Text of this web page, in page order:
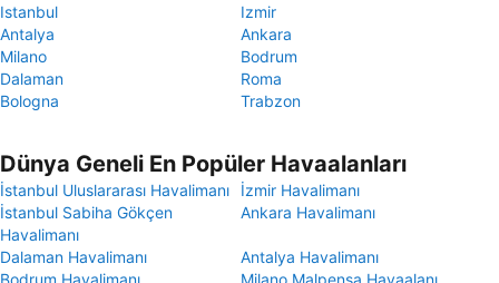
Istanbul
Izmir
Antalya
Ankara
Milano
Bodrum
Dalaman
Roma
Bologna
Trabzon
Dünya Geneli En Popüler Havaalanları
İstanbul Uluslararası Havalimanı
İzmir Havalimanı
İstanbul Sabiha Gökçen
Havalimanı
Ankara Havalimanı
Dalaman Havalimanı
Antalya Havalimanı
Bodrum Havalimanı
Milano Malpensa Havaalanı